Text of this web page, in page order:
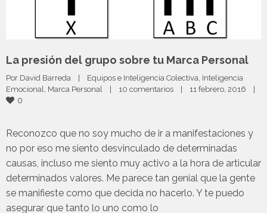
La presión del grupo sobre tu Marca Personal
Por David Barreda | Equipos e Inteligencia Colectiva Inteligencia
Emocional Marca Personal | 10 comentarios | 11 febrero, 2016 |
0
Reconozco que no soy mucho de ir a manifestaciones y
no por eso me siento desvinculado de determinadas
causas, incluso me siento muy activo a la hora de articular
determinados valores. Me parece tan genial que la gente
se manifieste como que decida no hacerlo. Y te puedo
asegurar que tanto lo uno como lo